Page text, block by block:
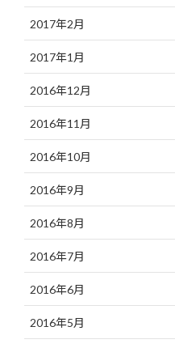
2017年2月
2017年1月
2016年12月
2016年11月
2016年10月
2016年9月
2016年8月
2016年7月
2016年6月
2016年5月